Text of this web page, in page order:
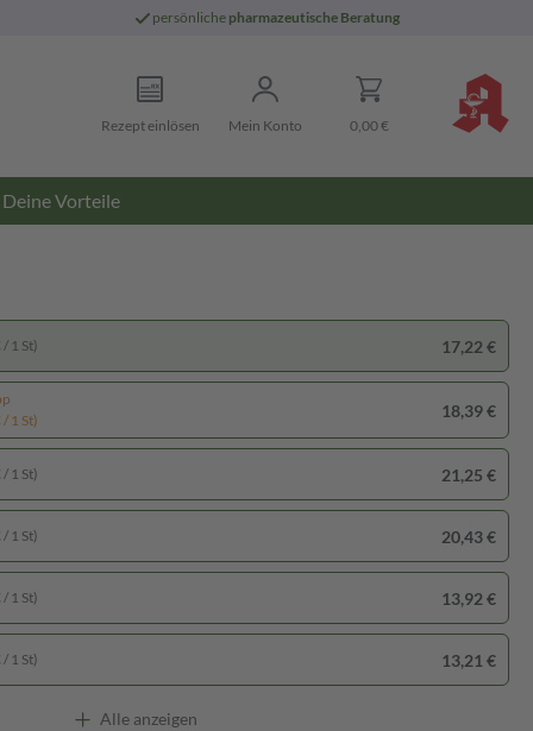
persönliche pharmazeutische Beratung
Rezept einlösen Mein Konto 0,00 €
Deine Vorteile
1 St)
18,39 €
1 St) 21,25 €
1 St) 20,43 €
1 St) 17,22 €
1 St) 13,92 €
1 St) 13,21 €
Alle anzeigen